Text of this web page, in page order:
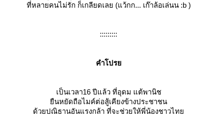
ที่หลายคนไม่รัก ก็เกลียดเลย (แว้กก... เก๊าล้อเล่นน :b )
:::::::::
คำโปร
เป็นเวลา16 ปีแล้ว ที่อุดม แต้พานิช
ืนหยัดถือไมค์ต่อสู้เคียงข้างประชาชน
ด้วยปณิธานอันแรงกล้า ที่จะช่วยให้พี่น้องชาวไท